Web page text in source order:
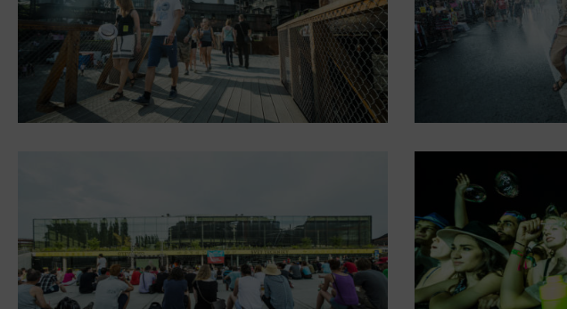
Národní zemědělské muzeum
Fajna Dilna
FUTUREUM